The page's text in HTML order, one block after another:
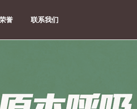
誉 联系我们